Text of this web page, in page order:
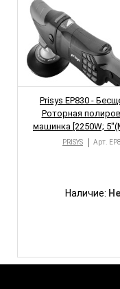
Prisys EP830 -
Роторная
машинка [2250W;
3000/min;Арт.
PRISYS
Наличие: